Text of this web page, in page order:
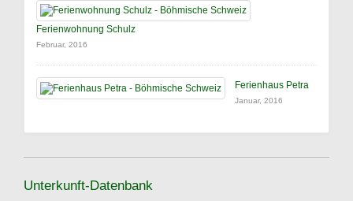
Ferienwohnung Schulz
Februar, 2016
Ferienhaus Petra
Januar, 2016
Unterkunft-Datenbank